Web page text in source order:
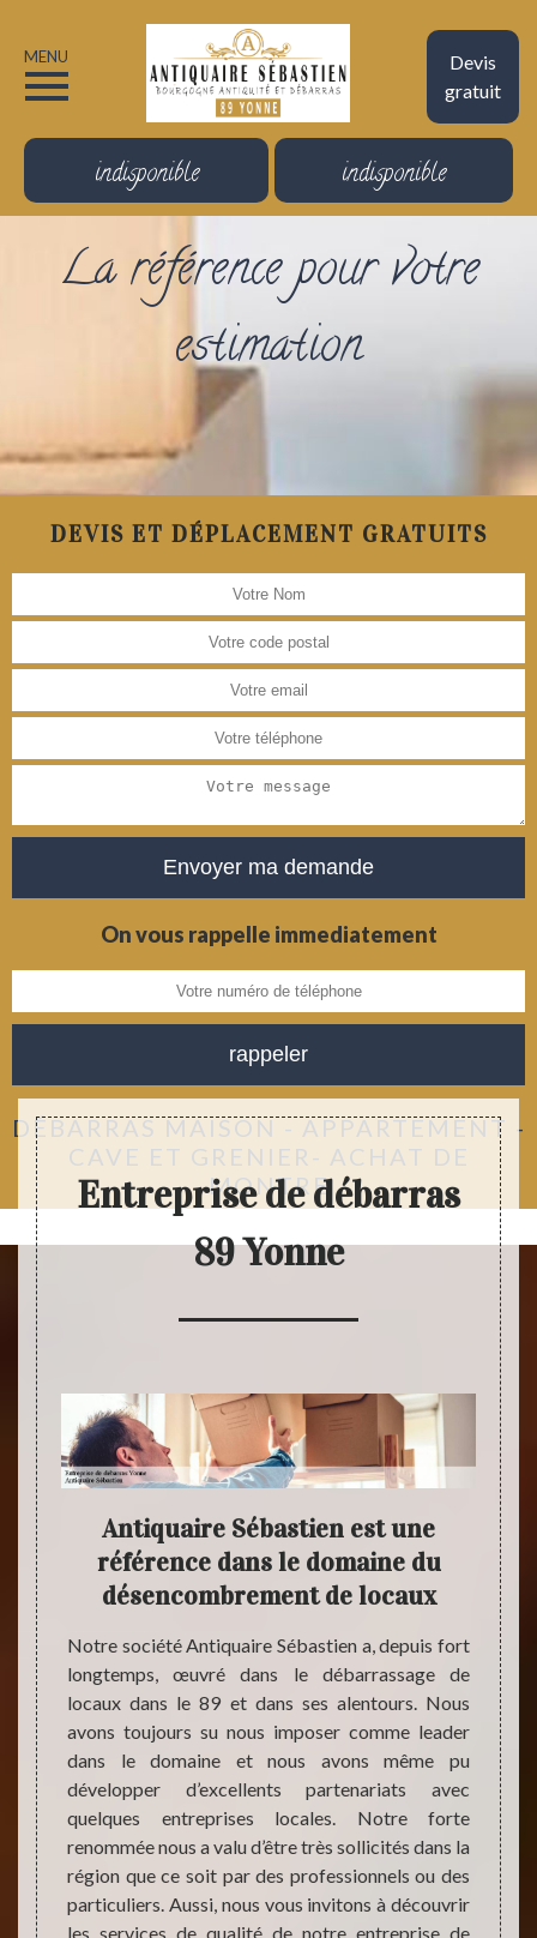
Devis
gratuit
MENU
indisponible indisponible
La référence pour votre
estimation
DEVIS ET DÉPLACEMENT GRATUITS
On vous rappelle immediatement
DÉBARRAS MAISON - APPARTEMENT -
CAVE ET GRENIER- ACHAT DE
MONTRE
Entreprise de débarras
89 Yonne
ne
se
et
de
de
Antiquaire Sébastien est une
référence dans le domaine du
désencombrement de locaux
Notre société Antiquaire Sébastien a, depuis fort
longtemps, œuvré dans le débarrassage de
locaux dans le 89 et dans ses alentours. Nous
avons toujours su nous imposer comme leader
dans le domaine et nous avons même pu
développer d’excellents partenariats avec
quelques entreprises locales. Notre forte
renommée nous a valu d’être très sollicités dans la
région que ce soit par des professionnels ou des
particuliers. Aussi, nous vous invitons à découvrir
les services de qualité de notre entreprise de
Vos
pour
de
pour
faire
plus